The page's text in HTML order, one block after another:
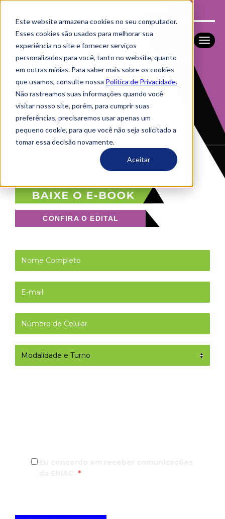
Este website armazena cookies no seu computador.
Esses cookies são usados ​​para melhorar sua
experiência no site e fornecer serviços
personalizados para você, tanto no website, quanto
em outras mídias. Para saber mais sobre os cookies
que usamos, consulte nossa Política de Privacidade.
Não rastreamos suas informações quando você
visitar nosso site, porém, para cumprir suas
preferências, precisaremos usar apenas um
pequeno cookie, para que você não seja solicitado a
tomar essa decisão novamente.
Aceitar
ENGENHARIA
ELÉTRICA
CONFIRA O EDITAL
*